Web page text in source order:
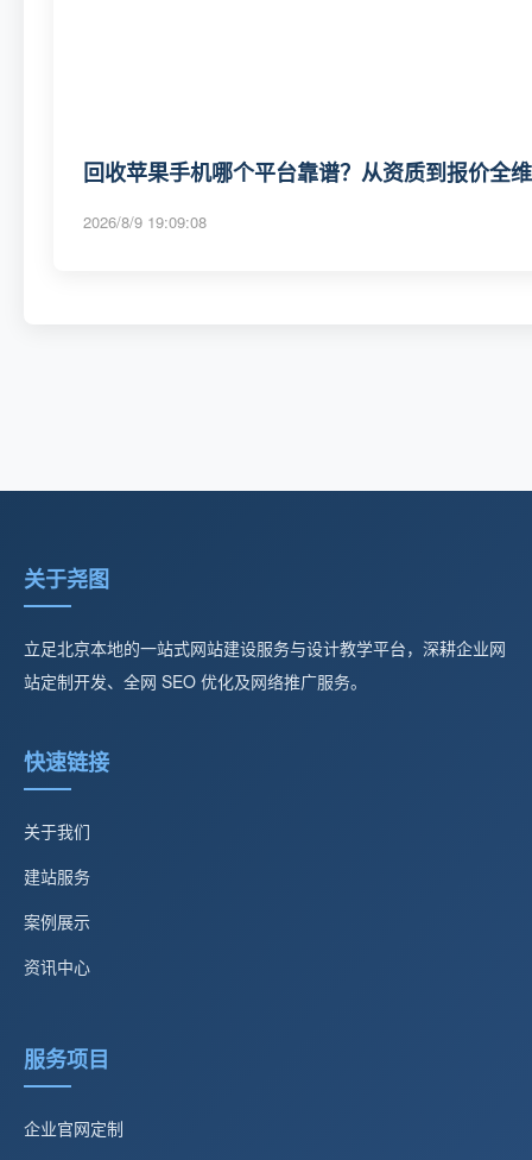
回收苹果手机哪个平台靠谱？从资质到报价全
2026/8/9 19:09:08
关于尧图
立足北京本地的一站式网站建设服务与设计教学平台，深耕企业网
站定制开发、全网 SEO 优化及网络推广服务。
快速链接
关于我们
建站服务
案例展示
资讯中心
服务项目
企业官网定制